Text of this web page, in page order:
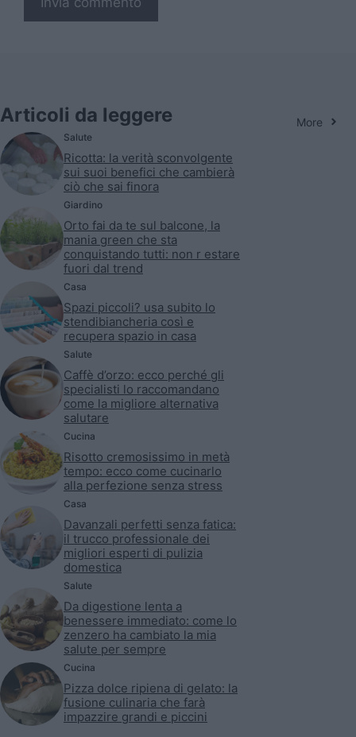
Articoli da leggere More
Salute
Ricotta: la verità sconvolgente
sui suoi benefici che cambierà
ciò che sai finora
Giardino
Orto fai da te sul balcone, la
mania green che sta
conquistando tutti: non r estare
fuori dal trend
Casa
Spazi piccoli? usa subito lo
stendibiancheria così e
recupera spazio in casa
Salute
Caffè d’orzo: ecco perché gli
specialisti lo raccomandano
come la migliore alternativa
salutare
Cucina
Risotto cremosissimo in metà
tempo: ecco come cucinarlo
alla perfezione senza stress
Casa
Davanzali perfetti senza fatica:
il trucco professionale dei
migliori esperti di pulizia
domestica
Salute
Da digestione lenta a
benessere immediato: come lo
zenzero ha cambiato la mia
salute per sempre
Cucina
Pizza dolce ripiena di gelato: la
fusione culinaria che farà
impazzire grandi e piccini